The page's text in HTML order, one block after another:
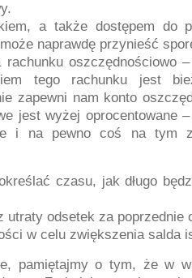
a także dostępem do
naprawdę przynieść
oszczędnościowo
tego rachunku jest
zapewni nam konto
jest wyżej oprocentowane
i na pewno coś na tym
czasu, jak długo
utraty odsetek za poprzednie
w celu zwiększenia salda
pamiętajmy o tym, że w